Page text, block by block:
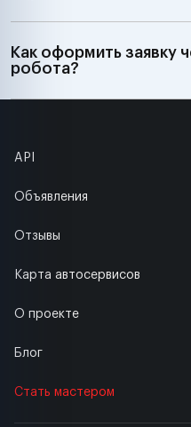
Как оформить заявку
робота?
API
Объявления
Отзывы
Карта автосервисов
О проекте
Блог
Стать мастером